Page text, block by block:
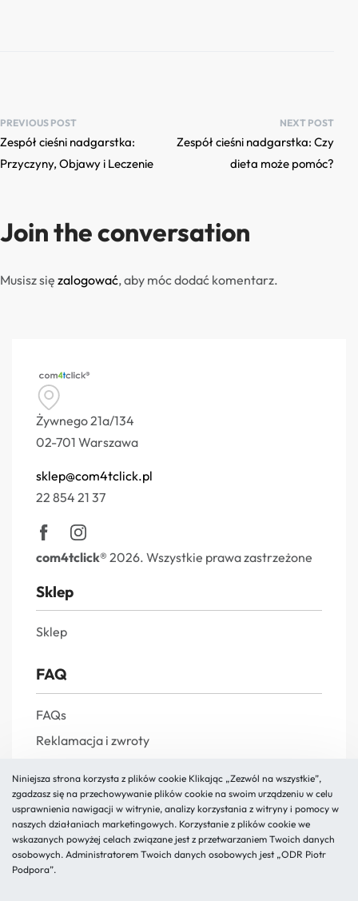
PREVIOUS POST
Zespół cieśni nadgarstka:
Przyczyny, Objawy i Leczenie
NEXT POST
Zespół cieśni nadgarstka: Czy
dieta może pomóc?
Join the conversation
Musisz się zalogować, aby móc dodać komentarz.
Żywnego 21a/134
02-701 Warszawa
sklep@com4tclick.pl
22 854 21 37
com4tclick® 2026. Wszystkie prawa zastrzeżone
Sklep
Sklep
FAQ
FAQs
Reklamacja i zwroty
Regulamin
O nas
Kontakt
Niniejsza strona korzysta z plików cookie Klikając „Zezwól na wszystkie”,
zgadzasz się na przechowywanie plików cookie na swoim urządzeniu w celu
usprawnienia nawigacji w witrynie, analizy korzystania z witryny i pomocy w
naszych działaniach marketingowych. Korzystanie z plików cookie we
wskazanych powyżej celach związane jest z przetwarzaniem Twoich danych
osobowych. Administratorem Twoich danych osobowych jest „ODR Piotr
Podpora”.